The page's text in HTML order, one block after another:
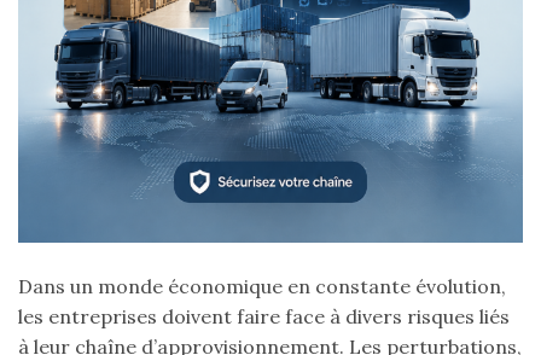
Dans un monde économique en constante évolution,
les entreprises doivent faire face à divers risques liés
à leur chaîne d’approvisionnement. Les perturbations,